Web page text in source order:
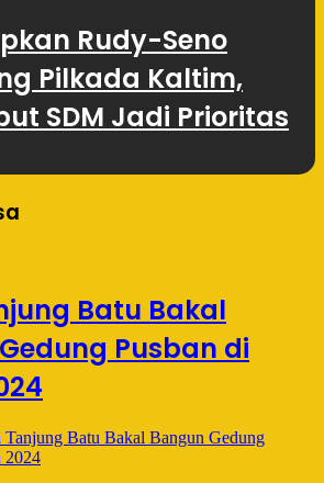
Rudy-Seno
Pilkada Kaltim,
SDM Jadi Prioritas
Batu Bakal
Pusban di